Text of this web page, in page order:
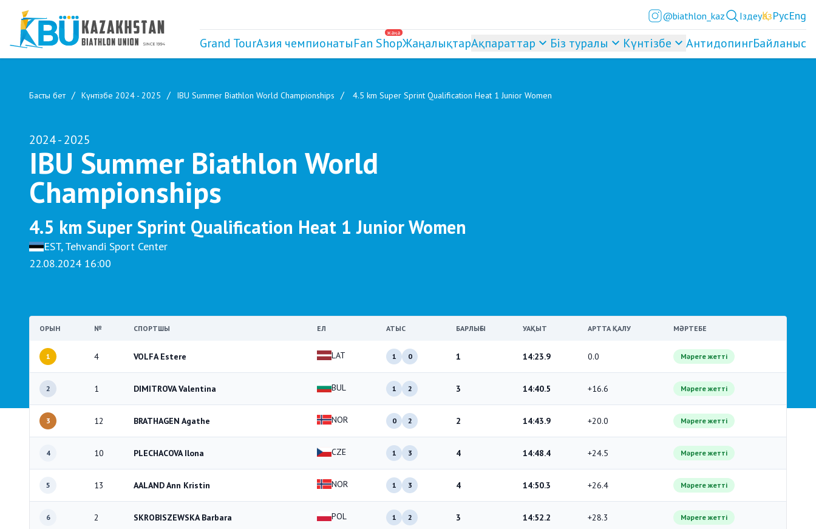
@biathlon_kaz ІздеуҚазРусEng
Grand TourАзия чемпионаты
жаңа
Fan ShopЖаңалықтарАқпараттар Біз туралы Күнтізбе АнтидопингБайланыс
Басты бет Күнтізбе 2024 - 2025 IBU Summer Biathlon World Championships 4.5 km Super Sprint Qualification Heat 1 Junior Women
2024 - 2025
IBU Summer Biathlon World
Championships
4.5 km Super Sprint Qualification Heat 1 Junior Women
EST, Tehvandi Sport Center
22.08.2024 16:00
ОРЫН № СПОРТШЫ ЕЛ АТЫС БАРЛЫҒЫ УАҚЫТ АРТТА ҚАЛУ МӘРТЕБЕ
1 4 VOLFA Estere LAT 1 0 1 14:23.9 0.0 Мәреге жетті
2 1 DIMITROVA Valentina BUL 1 2 3 14:40.5 +16.6 Мәреге жетті
3 12 BRATHAGEN Agathe NOR 0 2 2 14:43.9 +20.0 Мәреге жетті
4 10 PLECHACOVA Ilona CZE 1 3 4 14:48.4 +24.5 Мәреге жетті
5 13 AALAND Ann Kristin NOR 1 3 4 14:50.3 +26.4 Мәреге жетті
6 2 SKROBISZEWSKA Barbara POL 1 2 3 14:52.2 +28.3 Мәреге жетті